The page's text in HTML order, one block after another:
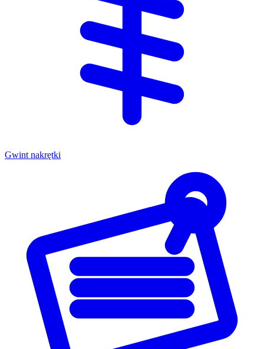
Gwint nakrętki